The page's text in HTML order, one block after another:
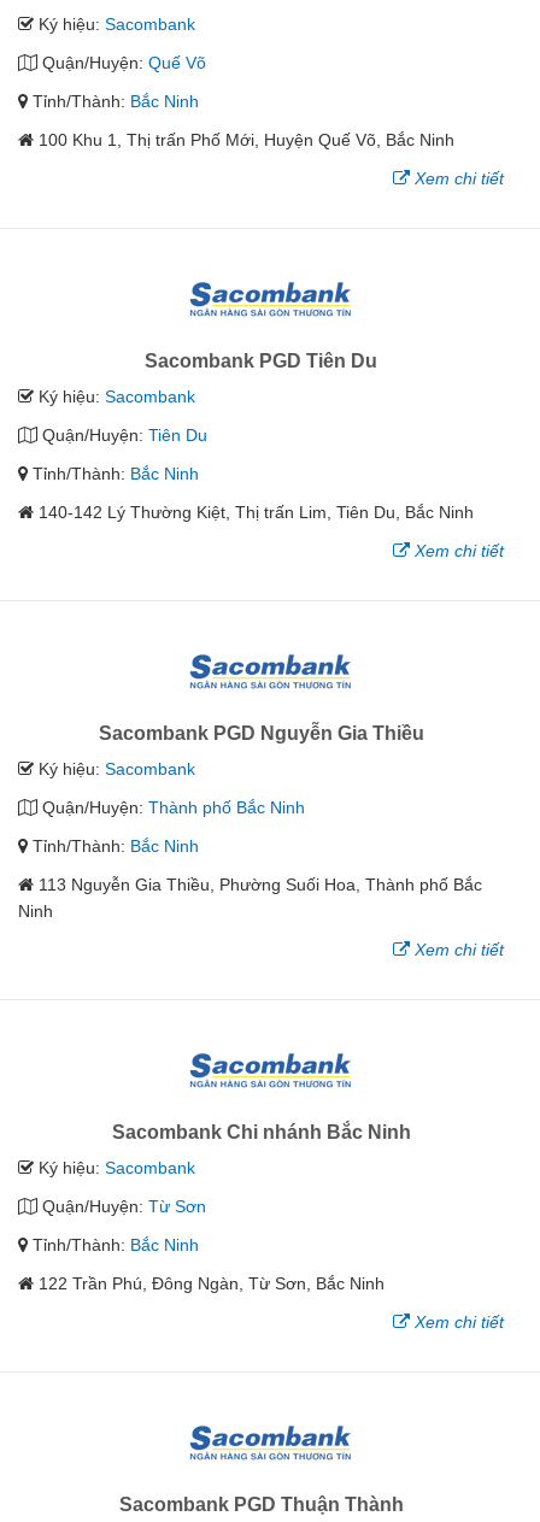
Ký hiệu: Sacombank
Quận/Huyện: Quế Võ
Tỉnh/Thành: Bắc Ninh
100 Khu 1, Thị trấn Phố Mới, Huyện Quế Võ, Bắc Ninh
Xem chi tiết
Sacombank PGD Tiên Du
Ký hiệu: Sacombank
Quận/Huyện: Tiên Du
Tỉnh/Thành: Bắc Ninh
140-142 Lý Thường Kiệt, Thị trấn Lim, Tiên Du, Bắc Ninh
Xem chi tiết
Sacombank PGD Nguyễn Gia Thiều
Ký hiệu: Sacombank
Quận/Huyện: Thành phố Bắc Ninh
Tỉnh/Thành: Bắc Ninh
113 Nguyễn Gia Thiều, Phường Suối Hoa, Thành phố Bắc
Ninh
Xem chi tiết
Sacombank Chi nhánh Bắc Ninh
Ký hiệu: Sacombank
Quận/Huyện: Từ Sơn
Tỉnh/Thành: Bắc Ninh
122 Trần Phú, Đông Ngàn, Từ Sơn, Bắc Ninh
Xem chi tiết
Sacombank PGD Thuận Thành